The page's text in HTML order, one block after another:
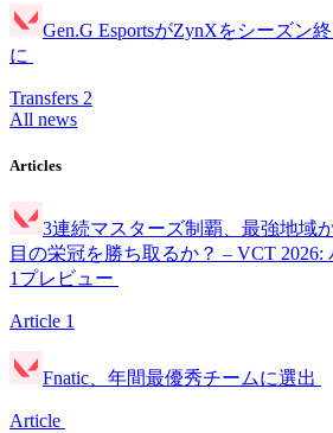
Gen.G EsportsがZynXをシーズン
に
Transfers 2
All news
Articles
3連続マスターズ制覇、最強地域
目の栄冠を勝ち取るか？ – VCT
1プレビュー
Article 1
Fnatic、年間最優秀チームに選出
Article